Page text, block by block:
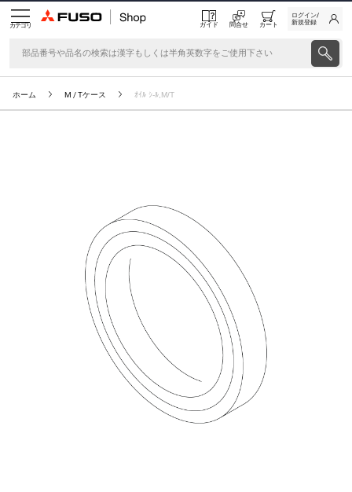
カテゴリ ガイド 問合せ カート
ログイン/
新規登録
ホーム M / Tケース ｵｲﾙ ｼ-ﾙ,M/T